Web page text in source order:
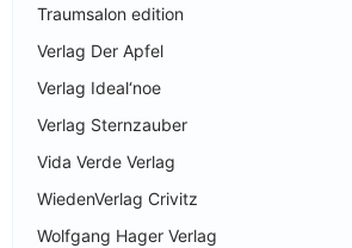
Traumsalon edition
Verlag Der Apfel
Verlag Ideal‘noe
Verlag Sternzauber
Vida Verde Verlag
WiedenVerlag Crivitz
Wolfgang Hager Verlag